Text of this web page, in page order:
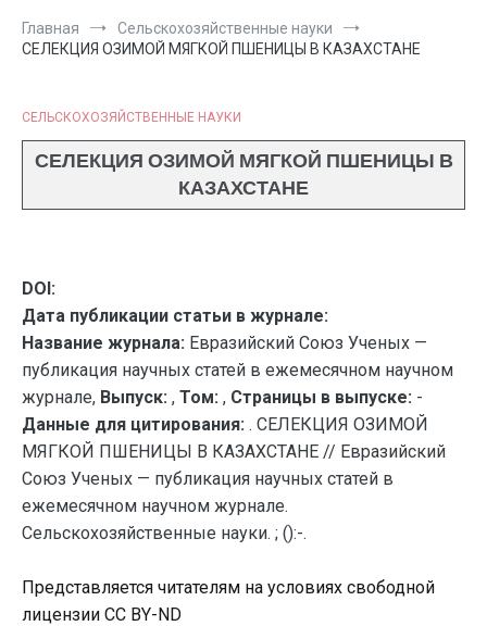
Главная
Сельскохозяйственные науки
СЕЛЕКЦИЯ ОЗИМОЙ МЯГКОЙ ПШЕНИЦЫ В КАЗАХСТАНЕ
СЕЛЬСКОХОЗЯЙСТВЕННЫЕ НАУКИ
СЕЛЕКЦИЯ ОЗИМОЙ МЯГКОЙ ПШЕНИЦЫ В
КАЗАХСТАНЕ
DOI:
Дата публикации статьи в журнале:
Название журнала: Евразийский Союз Ученых —
публикация научных статей в ежемесячном научном
журнале, Выпуск: , Том: , Страницы в выпуске: -
Данные для цитирования: . СЕЛЕКЦИЯ ОЗИМОЙ
МЯГКОЙ ПШЕНИЦЫ В КАЗАХСТАНЕ // Евразийский
Союз Ученых — публикация научных статей в
ежемесячном научном журнале.
Сельскохозяйственные науки. ; ():-.
Представляется читателям на условиях свободной
лицензии CC BY-ND